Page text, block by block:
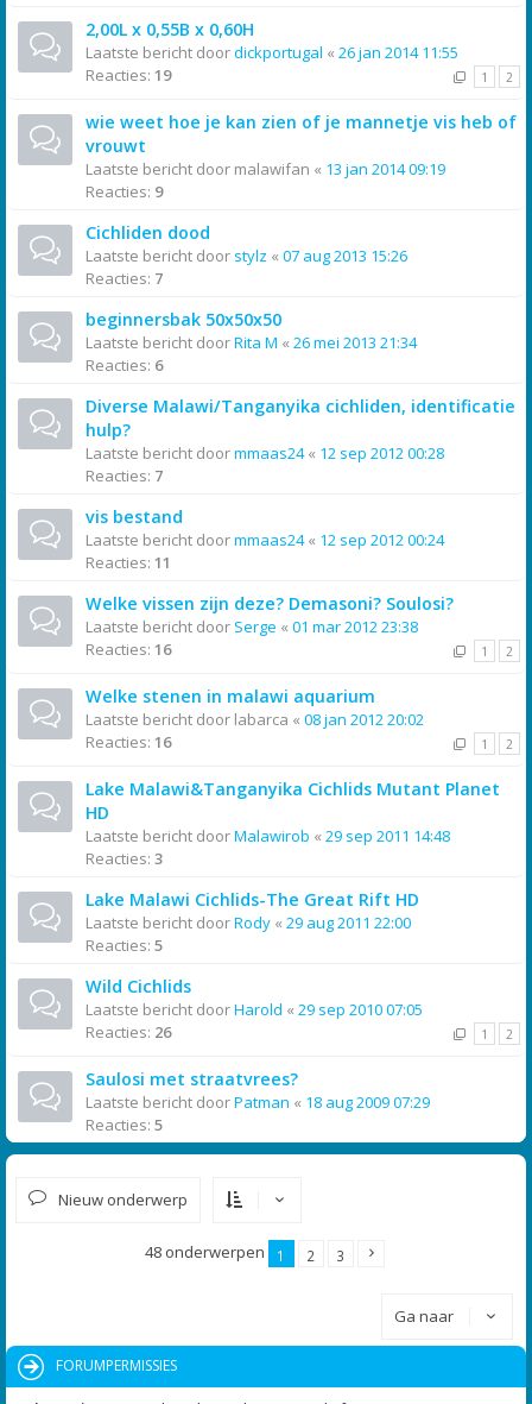
2,00L x 0,55B x 0,60H
Laatste bericht doordickportugal « 26 jan 2014 11:55
Reacties: 19 1 2
wie weet hoe je kan zien of je mannetje vis heb of
vrouwt
Laatste bericht door malawifan « 13 jan 2014 09:19
Reacties: 9
Cichliden dood
Laatste bericht door stylz « 07 aug 2013 15:26
Reacties: 7
beginnersbak 50x50x50
Laatste bericht doorRita M « 26 mei 2013 21:34
Reacties: 6
Diverse Malawi/Tanganyika cichliden, identificatie
hulp?
Laatste bericht doormmaas24« 12 sep 2012 00:28
Reacties: 7
vis bestand
Laatste bericht doormmaas24« 12 sep 2012 00:24
Reacties: 11
Welke vissen zijn deze? Demasoni? Soulosi?
Laatste bericht door Serge « 01 mar 2012 23:38
Reacties: 16 1 2
Welke stenen in malawi aquarium
Laatste bericht door labarca « 08 jan 2012 20:02
Reacties: 16 1 2
Lake Malawi&Tanganyika Cichlids Mutant Planet
HD
Laatste bericht doorMalawirob « 29 sep 2011 14:48
Reacties: 3
Lake Malawi Cichlids-The Great Rift HD
Laatste bericht doorRody « 29 aug 2011 22:00
Reacties: 5
Wild Cichlids
Laatste bericht doorHarold « 29 sep 2010 07:05
Reacties: 26 1 2
Saulosi met straatvrees?
Laatste bericht doorPatman « 18 aug 2009 07:29
Reacties: 5
Nieuw onderwerp
48 onderwerpen 1 2 3
Ga naar
FORUMPERMISSIES